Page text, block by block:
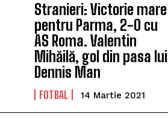
Stranieri: Victorie mare
pentru Parma, 2-0 cu
AS Roma. Valentin
Mihăilă, gol din pasa lui
Dennis Man
FOTBAL 14 Martie 2021